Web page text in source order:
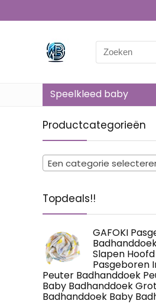
Search
for:
Speelkleed baby
Productcategorieën
Een categorie
Topdeals!!
GAFOKI
Slapen
Pasgeboren
Peuter Badhanddoek
Baby Badhanddoek
Badhanddoek Baby